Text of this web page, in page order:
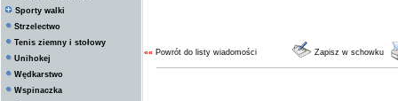
Sporty walki
Strzelectwo
Tenis ziemny i stołowy
Unihokej
Wędkarstwo
Wspinaczka
«« Powrót do listy wiadomości Zapisz w schowku